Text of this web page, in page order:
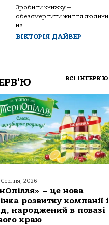
Зробити книжку —
обезсмертити життя людини
на...
ВІКТОРІЯ ДАЙВЕР
ВСІ ІНТЕРВ'Ю
Серпня, 2026
– це нова
розвитку компанії і
народжений в повазі
краю